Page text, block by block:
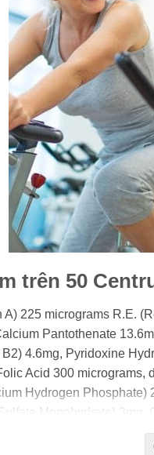
trên 50
A) 225 micrograms R.E.
Pantothenate
4.6mg, Pyridoxine
Acid 300
Hydrogen
Monohydrate)
500 micrograms,